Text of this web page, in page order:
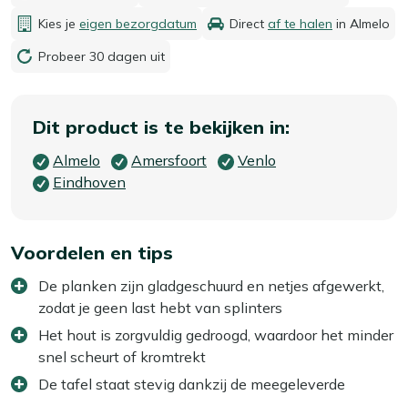
Kies je eigen bezorgdatum Direct af te halen in Almelo
Probeer 30 dagen uit
Dit product is te bekijken in:
Almelo Amersfoort
Venlo
Eindhoven
Voordelen en tips
De planken zijn gladgeschuurd en netjes afgewerkt,
zodat je geen last hebt van splinters
Het hout is zorgvuldig gedroogd, waardoor het minder
snel scheurt of kromtrekt
De tafel staat stevig dankzij de meegeleverde